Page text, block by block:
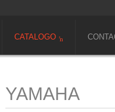
CATALOGO
YAMAHA